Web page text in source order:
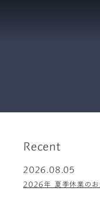
Recent
2026.08.05
2026年 夏季休業のお